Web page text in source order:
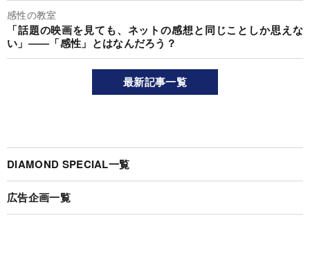
感性の教室
「話題の映画を見ても、ネットの感想と同じことしか思えな
い」――「感性」とはなんだろう？
最新記事一覧
DIAMOND SPECIAL一覧
広告企画一覧